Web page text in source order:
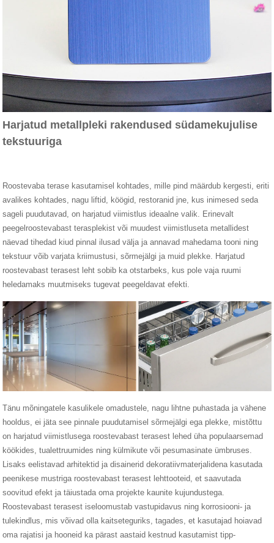
Harjatud metallpleki rakendused südamekujulise
tekstuuriga
Roostevaba terase kasutamisel kohtades, mille pind määrdub kergesti, eriti
avalikes kohtades, nagu liftid, köögid, restoranid jne, kus inimesed seda
sageli puudutavad, on harjatud viimistlus ideaalne valik. Erinevalt
peegelroostevabast terasplekist või muudest viimistluseta metallidest
näevad tihedad kiud pinnal ilusad välja ja annavad mahedama tooni ning
tekstuur võib varjata kriimustusi, sõrmejälgi ja muid plekke. Harjatud
roostevabast terasest leht sobib ka otstarbeks, kus pole vaja ruumi
heledamaks muutmiseks tugevat peegeldavat efekti.
Tänu mõningatele kasulikele omadustele, nagu lihtne puhastada ja vähene
hooldus, ei jäta see pinnale puudutamisel sõrmejälgi ega plekke, mistõttu
on harjatud viimistlusega roostevabast terasest lehed üha populaarsemad
köökides, tualettruumides ning külmikute või pesumasinate ümbruses.
Lisaks eelistavad arhitektid ja disainerid dekoratiivmaterjalidena kasutada
peenikese mustriga roostevabast terasest lehttooteid, et saavutada
soovitud efekt ja täiustada oma projekte kaunite kujundustega.
Roostevabast terasest iseloomustab vastupidavus ning korrosiooni- ja
tulekindlus, mis võivad olla kaitseteguriks, tagades, et kasutajad hoiavad
oma rajatisi ja hooneid ka pärast aastaid kestnud kasutamist tipp-